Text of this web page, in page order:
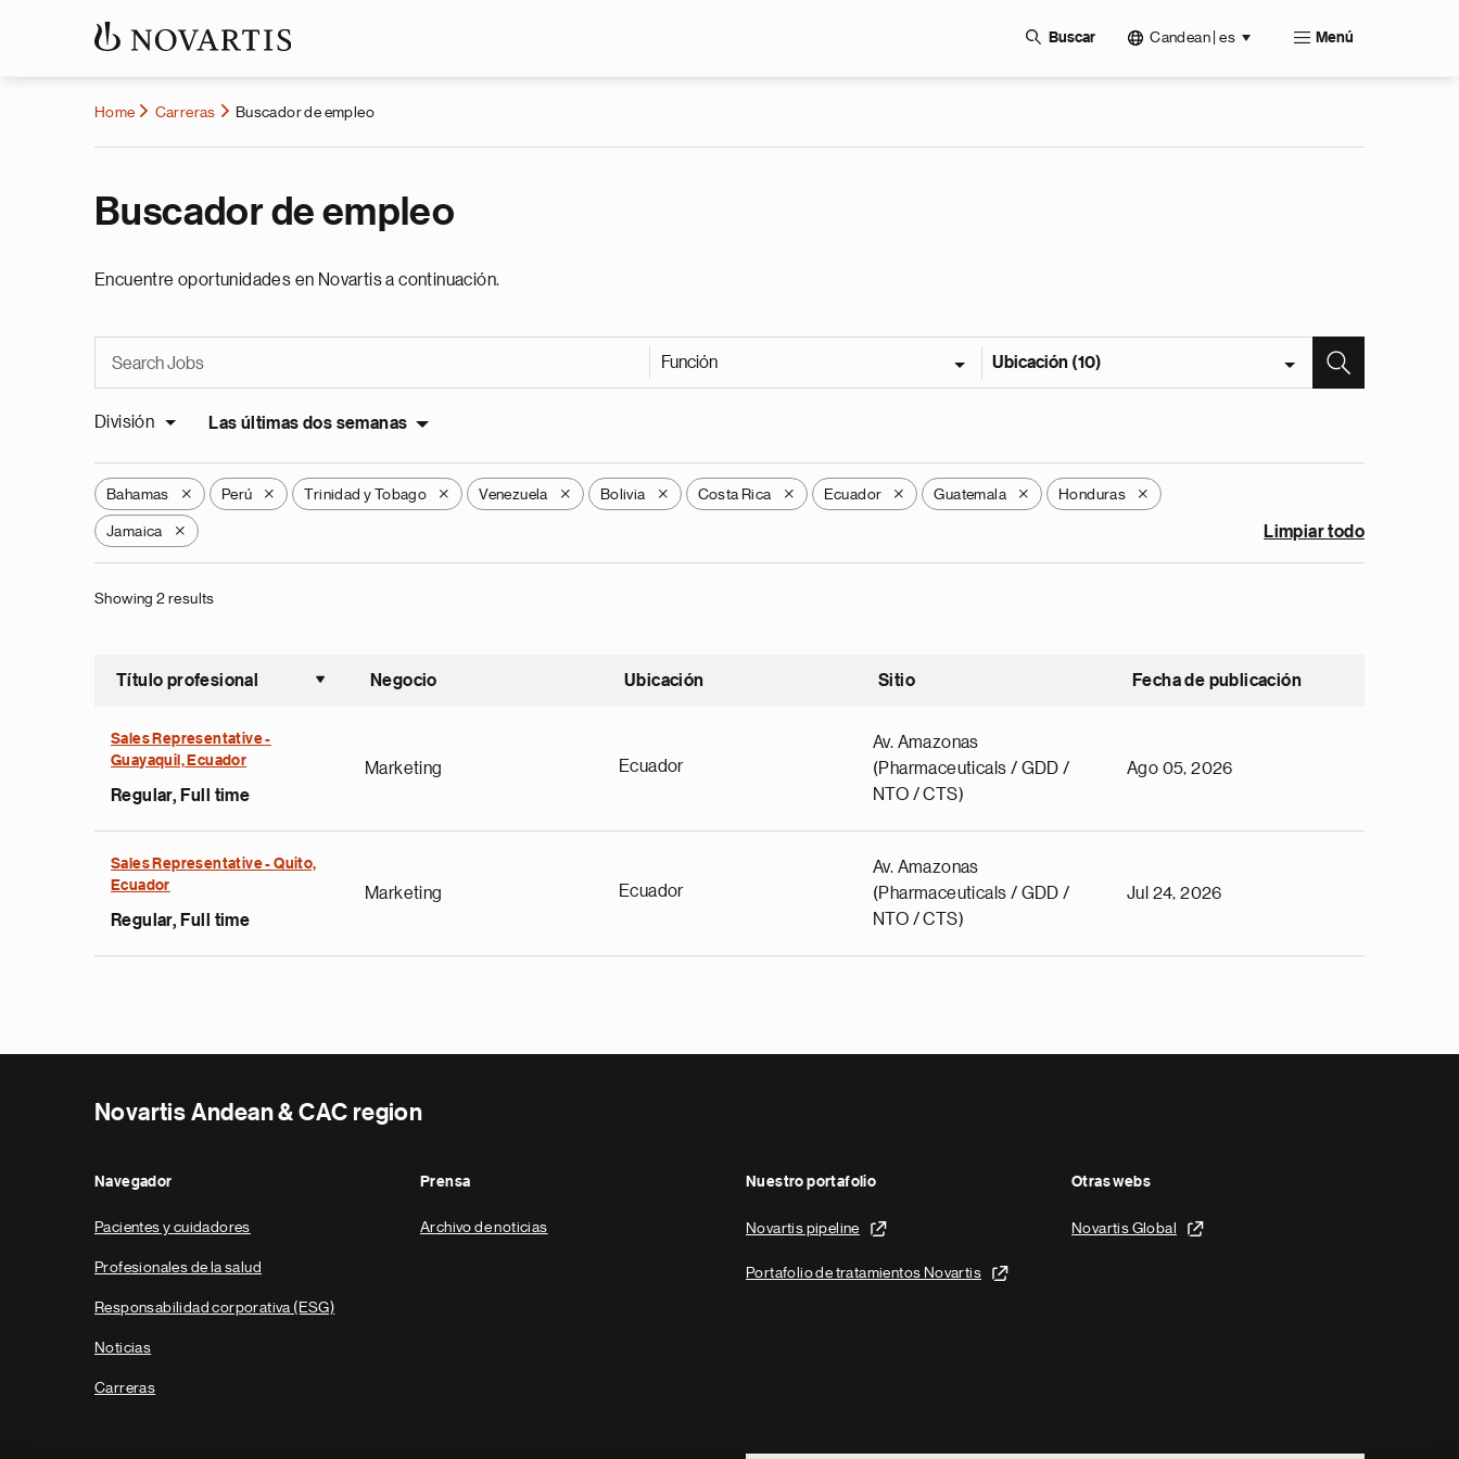
Buscar Candean | es Menú
Home Carreras Buscador de empleo
Buscador de empleo
Encuentre oportunidades en Novartis a continuación.
Función Ubicación (10)
División Las últimas dos semanas
Bahamas X Perú X Trinidad y Tobago X Venezuela X Bolivia X Costa Rica X Ecuador X Guatemala X Honduras X
Jamaica X Limpiar todo
Showing 2 results
Título profesional
Ordenar ascendente
Negocio Ubicación Sitio Fecha de publicación
Sales Representative -
Guayaquil, Ecuador
Regular, Full time
Marketing Ecuador
Av. Amazonas
(Pharmaceuticals / GDD /
NTO / CTS)
Ago 05, 2026
Sales Representative - Quito,
Ecuador
Regular, Full time
Marketing Ecuador
Av. Amazonas
(Pharmaceuticals / GDD /
NTO / CTS)
Jul 24, 2026
Novartis Andean & CAC region
Navegador
Pacientes y cuidadores
Profesionales de la salud
Responsabilidad corporativa (ESG)
Noticias
Carreras
Prensa
Archivo de noticias
Nuestro portafolio
Novartis pipeline
Portafolio de tratamientos Novartis
Otras webs
Novartis Global